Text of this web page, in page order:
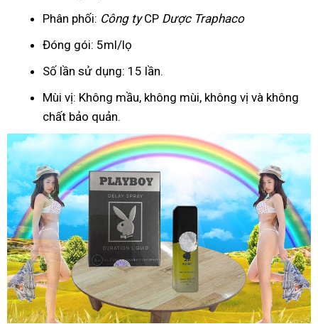
Phân phối: Công tyCP Dược Traphaco
Đóng gói: 5ml/lọ
Số lần sử dụng: 15 lần.
Mùi vị: Không mầu, không mùi, không vị và không
chất bảo quản.